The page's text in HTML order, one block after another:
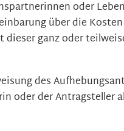
oder
über die
dieser ganz oder
des
oder der Antragsteller